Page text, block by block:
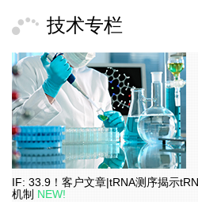
技术专栏
>
IF: 33.9！客户文章|tRNA测序揭示
机制 NEW!